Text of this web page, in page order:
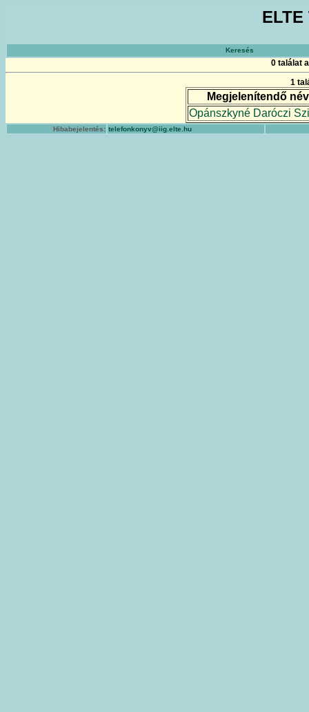
Keresés
0 találat
1
Megjelenítendő név
Opánszkyné Daróczi
Hibabejelentés: telefonkonyv@iig.elte.hu